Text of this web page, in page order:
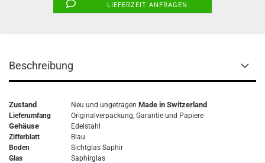
LIEFERZEIT ANFRAGEN
Beschreibung
Zustand Neu und ungetragen Made in Switzerland
Lieferumfang Originalverpackung, Garantie und Papiere
Gehäuse
Edelstahl
Zifferblatt
Blau
Boden
Sichtglas Saphir
Glas
Saphirglas